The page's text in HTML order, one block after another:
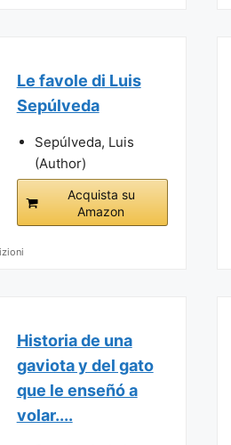
Le favole di Luis
Sepúlveda
Sepúlveda, Luis
(Author)
Acquista su
Amazon
Historia de una
gaviota y del gato
que le enseñó a
volar....